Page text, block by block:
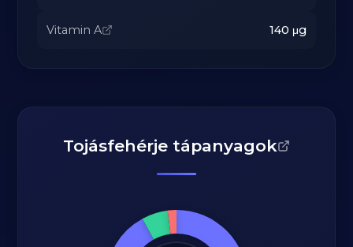
Vitamin A 140 μg
Tojásfehérje tápanyagok